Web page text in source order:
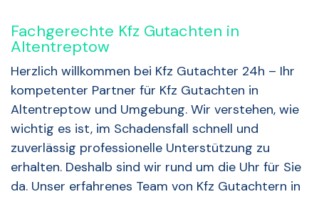
Fachgerechte Kfz Gutachten in
Altentreptow
Herzlich willkommen bei Kfz Gutachter 24h – Ihr
kompetenter Partner für Kfz Gutachten in
Altentreptow und Umgebung. Wir verstehen, wie
wichtig es ist, im Schadensfall schnell und
zuverlässig professionelle Unterstützung zu
erhalten. Deshalb sind wir rund um die Uhr für Sie
da. Unser erfahrenes Team von Kfz Gutachtern in